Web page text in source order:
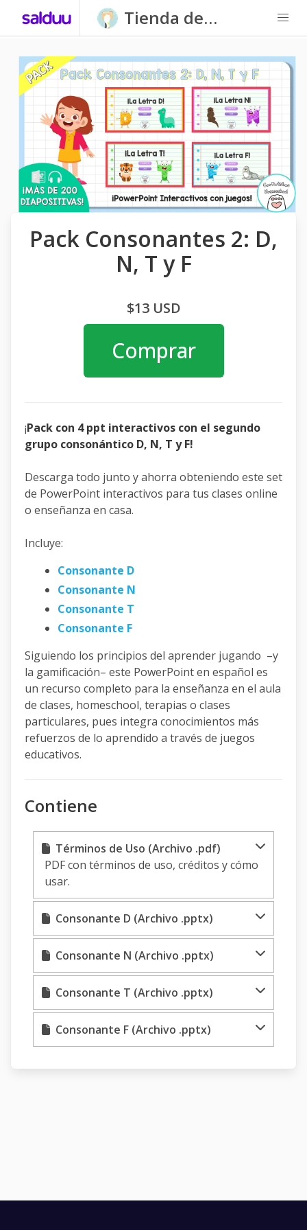
Tienda de
Carpatitas
Homeschool
Pack Consonantes 2: D,
N, T y F
$13 USD
Comprar
¡Pack con 4 ppt interactivos con el segundo
grupo consonántico D, N, T y F!
Descarga todo junto y ahorra obteniendo este set
de PowerPoint interactivos para tus clases online
o enseñanza en casa.
Incluye:
Consonante D
Consonante N
Consonante T
Consonante F
Siguiendo los principios del aprender jugando –y
la gamificación– este PowerPoint en español es
un recurso completo para la enseñanza en el aula
de clases, homeschool, terapias o clases
particulares, pues integra conocimientos más
refuerzos de lo aprendido a través de juegos
educativos.
Contiene
Términos de Uso (Archivo .pdf)
PDF con términos de uso, créditos y cómo
usar.
Consonante D (Archivo .pptx)
Consonante N (Archivo .pptx)
Consonante T (Archivo .pptx)
Consonante F (Archivo .pptx)